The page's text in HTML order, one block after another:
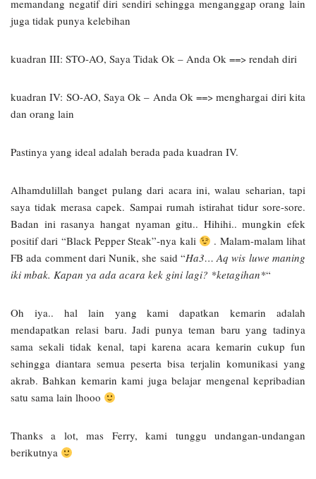
memandang negatif diri sendiri sehingga menganggap orang lain
juga tidak punya kelebihan
kuadran III: STO-AO, Saya Tidak Ok – Anda Ok ==> rendah diri
kuadran IV: SO-AO, Saya Ok – Anda Ok ==> menghargai diri kita
dan orang lain
Pastinya yang ideal adalah berada pada kuadran IV.
Alhamdulillah banget pulang dari acara ini, walau seharian, tapi
saya tidak merasa capek. Sampai rumah istirahat tidur sore-sore.
Badan ini rasanya hangat nyaman gitu.. Hihihi.. mungkin efek
positif dari “Black Pepper Steak”-nya kali
. Malam-malam lihat
FB ada comment dari Nunik, she said “Ha3… Aq wis luwe maning
iki mbak. Kapan ya ada acara kek gini lagi? *ketagihan*“
Oh iya.. hal lain yang kami dapatkan kemarin adalah
mendapatkan relasi baru. Jadi punya teman baru yang tadinya
sama sekali tidak kenal, tapi karena acara kemarin cukup fun
sehingga diantara semua peserta bisa terjalin komunikasi yang
akrab. Bahkan kemarin kami juga belajar mengenal kepribadian
satu sama lain lhooo
Thanks a lot, mas Ferry, kami tunggu undangan-undangan
berikutnya